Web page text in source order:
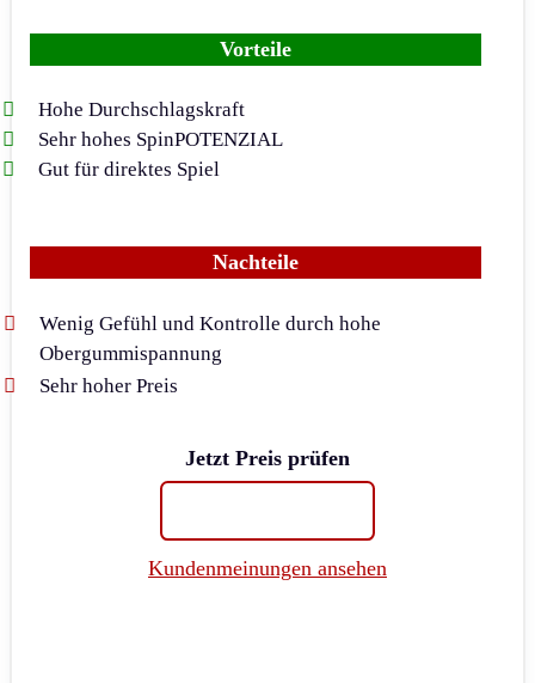
Vorteile
Hohe Durchschlagskraft
Sehr hohes SpinPOTENZIAL
Gut für direktes Spiel
Nachteile
Wenig Gefühl und Kontrolle durch hohe
Obergummispannung
Sehr hoher Preis
Jetzt Preis prüfen
Kundenmeinungen ansehen